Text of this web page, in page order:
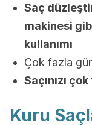
Saç
makinesi gibi
kullanımı
Çok fazla
Saçınızı
Kuru